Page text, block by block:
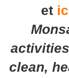
et
clean,